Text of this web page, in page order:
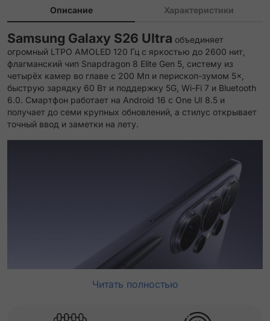
Описание Характеристики
Samsung Galaxy S26 Ultra объединяет
огромный LTPO AMOLED 120 Гц с яркостью до 2600 нит,
флагманский чип Snapdragon 8 Elite Gen 5, систему из
четырёх камер во главе с 200 Мп и перископ-зумом 5×,
быструю зарядку 60 Вт и поддержку 5G, Wi-Fi 7 и Bluetooth
6.0. Смартфон работает на Android 16 с One UI 8.5 и
получает до семи крупных обновлений, а стилус открывает
точный ввод и заметки на лету.
Читать полностью